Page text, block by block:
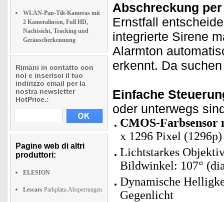
WLAN-Pan-Tilt-Kameras mit
2 Kameralinsen, Full HD,
Nachtsicht, Tracking und
Geräuscherkennung
Rimani in contatto con
noi e inserisci il tuo
indirizzo email per la
nostra newsletter
HotPrice.:
Pagine web di altri
produttori:
ELESION
Lescars Parkplatz-Absperrungen
Abschreckung
Ernstfall
integrierte Sirene
Alarmton
erkennt. Da
Einfache
oder unterwegs
CMOS-
x 1296 Pixel (1296p)
Lichtstarkes
Bildwinkel: 107°
Dynamische
Gegenlicht